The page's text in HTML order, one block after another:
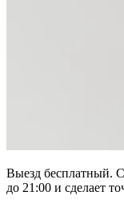
Выезд бесплатный.
до 21:00 и сделает